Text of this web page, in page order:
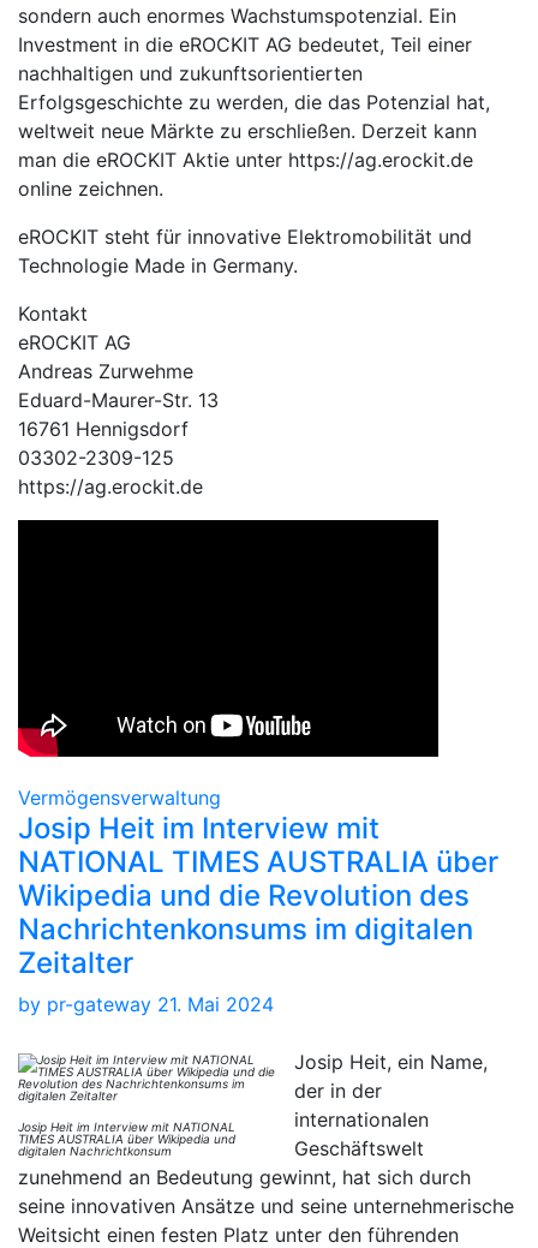
sondern auch enormes Wachstumspotenzial. Ein
Investment in die eROCKIT AG bedeutet, Teil einer
nachhaltigen und zukunftsorientierten
Erfolgsgeschichte zu werden, die das Potenzial hat,
weltweit neue Märkte zu erschließen. Derzeit kann
man die eROCKIT Aktie unter https://ag.erockit.de
online zeichnen.
eROCKIT steht für innovative Elektromobilität und
Technologie Made in Germany.
Kontakt
eROCKIT AG
Andreas Zurwehme
Eduard-Maurer-Str. 13
16761 Hennigsdorf
03302-2309-125
https://ag.erockit.de
Vermögensverwaltung
Josip Heit im Interview mit
NATIONAL TIMES AUSTRALIA über
Wikipedia und die Revolution des
Nachrichtenkonsums im digitalen
Zeitalter
by pr-gateway 21. Mai 2024
Josip Heit im Interview mit NATIONAL
TIMES AUSTRALIA über Wikipedia und
digitalen Nachrichtkonsum
Josip Heit, ein Name,
der in der
internationalen
Geschäftswelt
zunehmend an Bedeutung gewinnt, hat sich durch
seine innovativen Ansätze und seine unternehmerische
Weitsicht einen festen Platz unter den führenden